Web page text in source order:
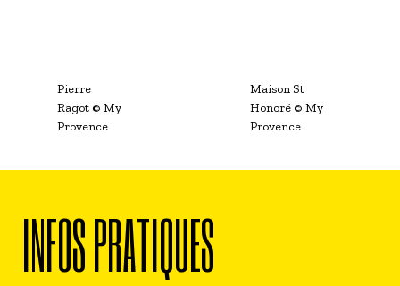
Pierre
Ragot © My
Provence
Maison St
Honoré © My
Provence
INFOS PRATIQUES